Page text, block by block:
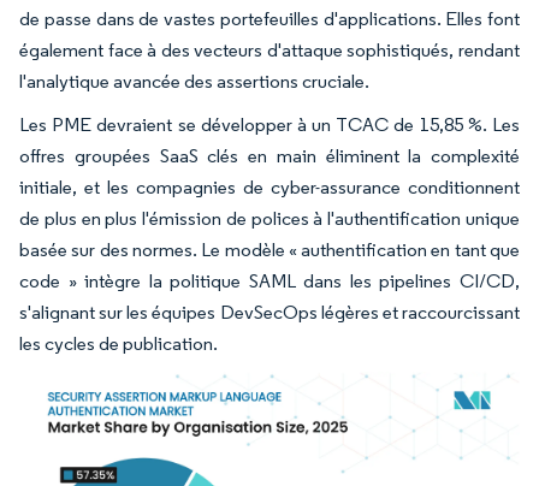
de passe dans de vastes portefeuilles d'applications. Elles font
également face à des vecteurs d'attaque sophistiqués, rendant
l'analytique avancée des assertions cruciale.
Les PME devraient se développer à un TCAC de 15,85 %. Les
offres groupées SaaS clés en main éliminent la complexité
initiale, et les compagnies de cyber-assurance conditionnent
de plus en plus l'émission de polices à l'authentification unique
basée sur des normes. Le modèle « authentification en tant que
code » intègre la politique SAML dans les pipelines CI/CD,
s'alignant sur les équipes DevSecOps légères et raccourcissant
les cycles de publication.